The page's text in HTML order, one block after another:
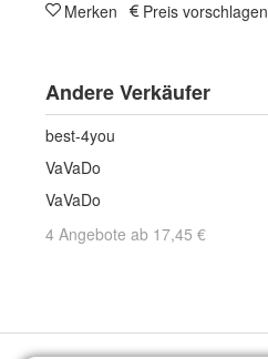
Merken Preis vorschlagen
Andere Verkäufer
best-4you
VaVaDo
VaVaDo
4 Angebote ab 17,45 €